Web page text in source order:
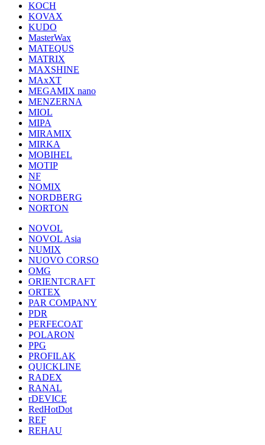
KOCH
KOVAX
KUDO
MasterWax
MATEQUS
MATRIX
MAXSHINE
MAxXT
MEGAMIX nano
MENZERNA
MIOL
MIPA
MIRAMIX
MIRKA
MOBIHEL
MOTIP
NF
NOMIX
NORDBERG
NORTON
NOVOL
NOVOL Asia
NUMIX
NUOVO CORSO
OMG
ORIENTCRAFT
ORTEX
PAR COMPANY
PDR
PERFECOAT
POLARON
PPG
PROFILAK
QUICKLINE
RADEX
RANAL
rDEVICE
RedHotDot
REF
REHAU